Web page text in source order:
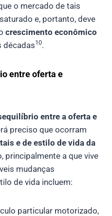
o mercado de tais
e, portanto, deve
crescimento econômico
décadas10.
entre oferta e
entre a oferta e
preciso que ocorram
e de estilo de vida da
principalmente a que vive
mudanças
de vida incluem:
particular motorizado,